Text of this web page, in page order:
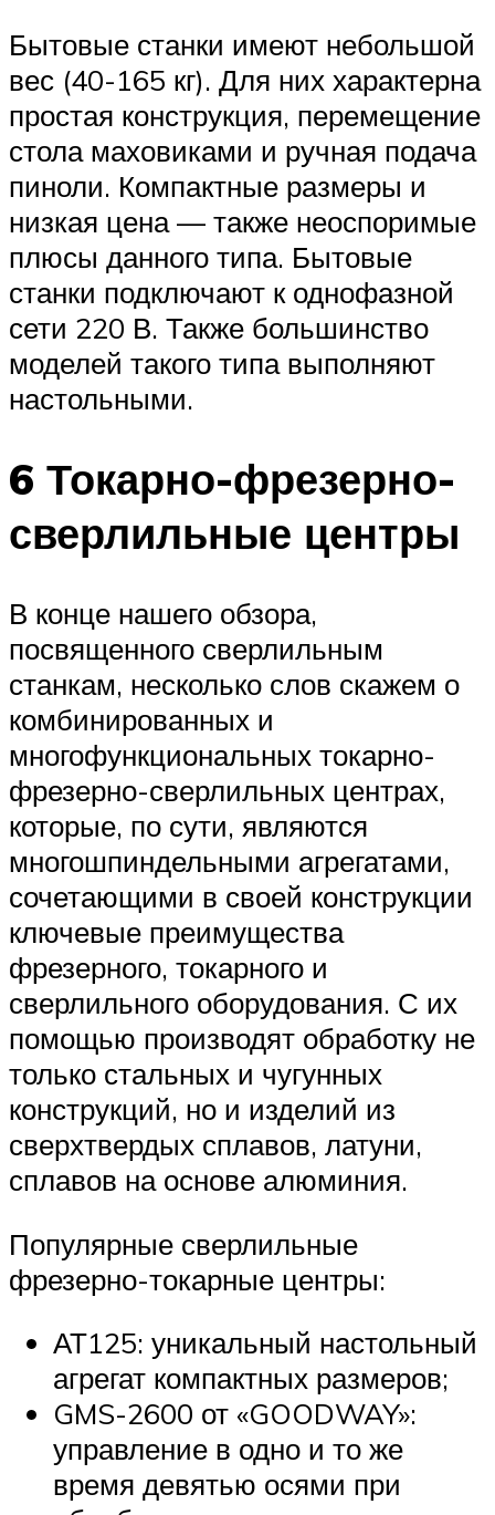
Бытовые станки имеют небольшой
вес (40-165 кг). Для них характерна
простая конструкция, перемещение
стола маховиками и ручная подача
пиноли. Компактные размеры и
низкая цена — также неоспоримые
плюсы данного типа. Бытовые
станки подключают к однофазной
сети 220 В. Также большинство
моделей такого типа выполняют
настольными.
6 Токарно-фрезерно-
сверлильные центры
В конце нашего обзора,
посвященного сверлильным
станкам, несколько слов скажем о
комбинированных и
многофункциональных токарно-
фрезерно-сверлильных центрах,
которые, по сути, являются
многошпиндельными агрегатами,
сочетающими в своей конструкции
ключевые преимущества
фрезерного, токарного и
сверлильного оборудования. С их
помощью производят обработку не
только стальных и чугунных
конструкций, но и изделий из
сверхтвердых сплавов, латуни,
сплавов на основе алюминия.
Популярные сверлильные
фрезерно-токарные центры:
АТ125: уникальный настольный
агрегат компактных размеров;
GMS-2600 от «GOODWAY»:
управление в одно и то же
время девятью осями при